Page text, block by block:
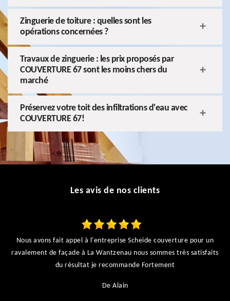
Zinguerie de toiture : quelles sont les
opérations concernées ?
Travaux de zinguerie : les prix proposés par
COUVERTURE 67 sont les moins chers du
marché
Préservez votre toit des infiltrations d'eau avec
COUVERTURE 67!
Les avis de nos clients
Nous avons fait appel à l'entreprise Scheide couverture pour un
ravalement de façade à La Wantzenau nous sommes très satisfaits
du résultat je recommande Fortement
De Alain